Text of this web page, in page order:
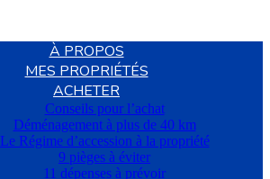
À PROPOS
MES PROPRIÉTÉS
ACHETER
Conseils pour l’achat
Déménagement à plus de 40 km
Le Régime d’accession à la propriété
9 pièges à éviter
11 dépenses à prévoir